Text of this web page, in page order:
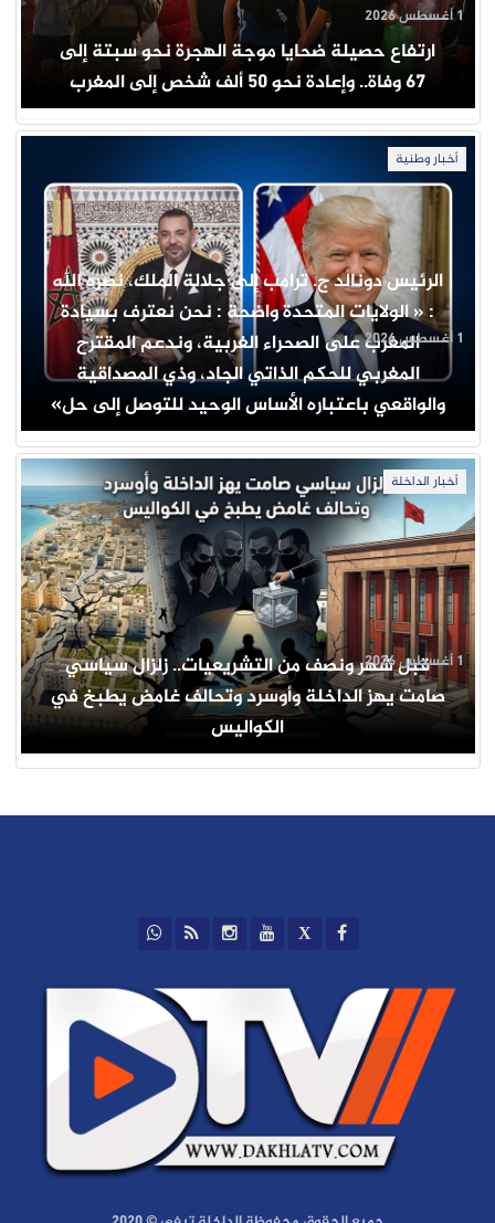
ارتفاع حصيلة ضحايا موجة الهجرة نحو سبتة إلى
67 وفاة.. وإعادة نحو 50 ألف شخص إلى المغرب
1 أغسطس 2026
أخبار وطنية
الرئيس دونالد ج. ترامب إلى جلالة الملك، نصره الله
: « الولايات المتحدة واضحة : نحن نعترف بسيادة
المغرب على الصحراء الغربية، وندعم المقترح
المغربي للحكم الذاتي الجاد، وذي المصداقية
والواقعي باعتباره الأساس الوحيد للتوصل إلى حل»
1 أغسطس 2026
أخبار الداخلة
قبل شهر ونصف من التشريعيات.. زلزال سياسي
صامت يهز الداخلة وأوسرد وتحالف غامض يطبخ في
الكواليس
1 أغسطس 2026